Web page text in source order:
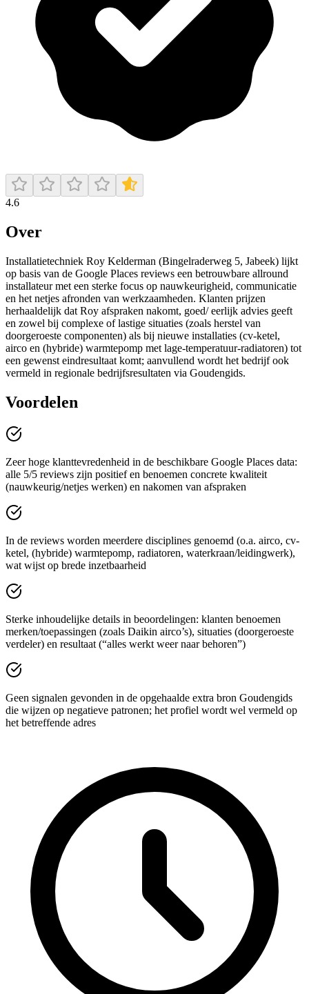
4.6
Over
Installatietechniek Roy Kelderman (Bingelraderweg 5, Jabeek) lijkt
op basis van de Google Places reviews een betrouwbare allround
installateur met een sterke focus op nauwkeurigheid, communicatie
en het netjes afronden van werkzaamheden. Klanten prijzen
herhaaldelijk dat Roy afspraken nakomt, goed/ eerlijk advies geeft
en zowel bij complexe of lastige situaties (zoals herstel van
doorgeroeste componenten) als bij nieuwe installaties (cv-ketel,
airco en (hybride) warmtepomp met lage-temperatuur-radiatoren) tot
een gewenst eindresultaat komt; aanvullend wordt het bedrijf ook
vermeld in regionale bedrijfsresultaten via Goudengids.
Voordelen
Zeer hoge klanttevredenheid in de beschikbare Google Places data:
alle 5/5 reviews zijn positief en benoemen concrete kwaliteit
(nauwkeurig/netjes werken) en nakomen van afspraken
In de reviews worden meerdere disciplines genoemd (o.a. airco, cv-
ketel, (hybride) warmtepomp, radiatoren, waterkraan/leidingwerk),
wat wijst op brede inzetbaarheid
Sterke inhoudelijke details in beoordelingen: klanten benoemen
merken/toepassingen (zoals Daikin airco’s), situaties (doorgeroeste
verdeler) en resultaat (“alles werkt weer naar behoren”)
Geen signalen gevonden in de opgehaalde extra bron Goudengids
die wijzen op negatieve patronen; het profiel wordt wel vermeld op
het betreffende adres